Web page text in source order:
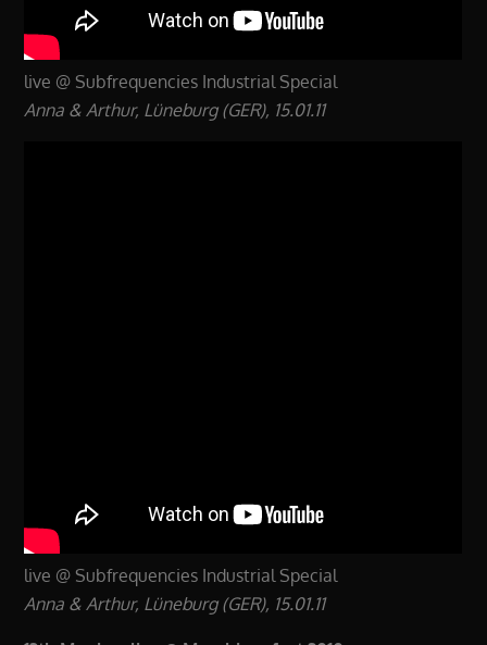
live @ Subfrequencies Industrial Special
Anna & Arthur, Lüneburg (GER), 15.01.11
live @ Subfrequencies Industrial Special
Anna & Arthur, Lüneburg (GER), 15.01.11